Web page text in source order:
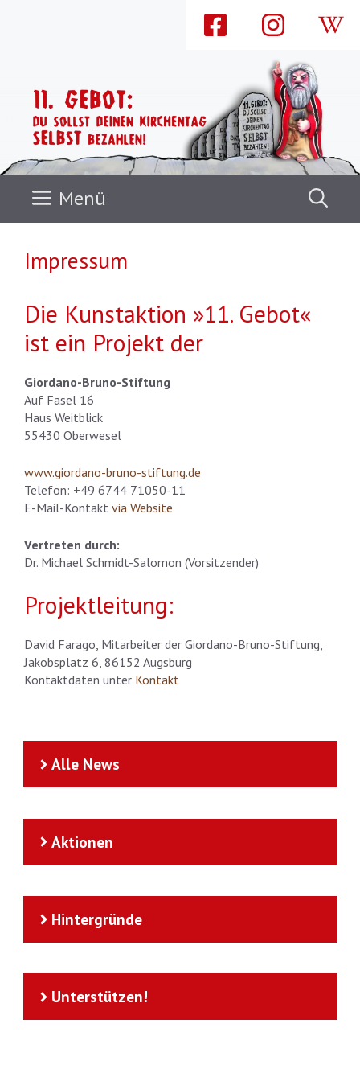
Menü
Impressum
Die Kunstaktion »11. Gebot«
ist ein Projekt der
Giordano-Bruno-Stiftung
Auf Fasel 16
Haus Weitblick
55430 Oberwesel
www.giordano-bruno-stiftung.de
Telefon: +49 6744 71050-11
E-Mail-Kontakt via Website
Vertreten durch:
Dr. Michael Schmidt-Salomon (Vorsitzender)
Projektleitung:
David Farago, Mitarbeiter der Giordano-Bruno-Stiftung,
Jakobsplatz 6, 86152 Augsburg
Kontaktdaten unter Kontakt
Alle News
Aktionen
Hintergründe
Unterstützen!